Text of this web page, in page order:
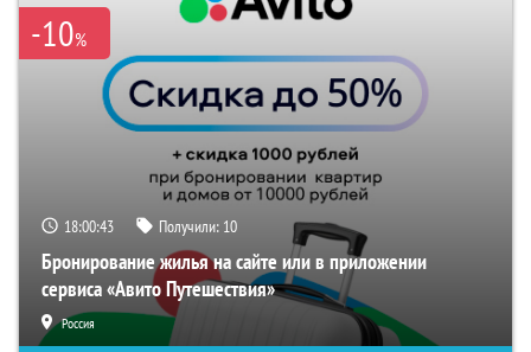
-10%
18:00:42 Получили: 10
Бронирование жилья на сайте или в приложении
сервиса «Авито Путешествия»
Россия